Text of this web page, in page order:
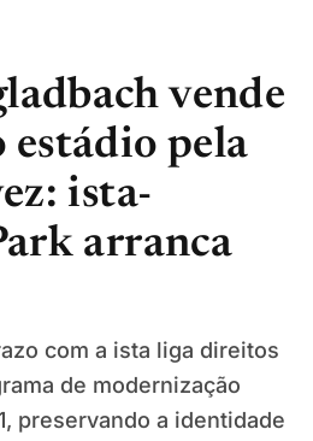
vende
estádio pela
ista-
arranca
com a ista liga direitos
de modernização
preservando a identidade